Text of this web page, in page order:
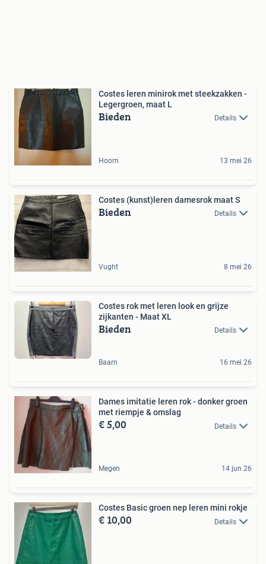
Costes leren minirok met steekzakken -
Legergroen, maat L
Bieden Details
Hoorn 13 mei 26
Costes (kunst)leren damesrok maat S
Bieden Details
Vught 8 mei 26
Costes rok met leren look en grijze
zijkanten - Maat XL
Bieden Details
Baarn 16 mei 26
Dames imitatie leren rok - donker groen
met riempje & omslag
€ 5,00 Details
Megen 14 jun 26
Costes Basic groen nep leren mini rokje
€ 10,00 Details